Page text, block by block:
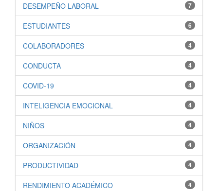
7
DESEMPEÑO LABORAL
6
ESTUDIANTES
4
COLABORADORES
4
CONDUCTA
4
COVID-19
4
INTELIGENCIA EMOCIONAL
4
NIÑOS
4
ORGANIZACIÓN
4
PRODUCTIVIDAD
4
RENDIMIENTO ACADÉMICO